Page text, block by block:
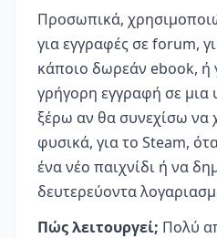
Προσωπικά,
για εγγραφές σε forum,
κάποιο δωρεάν ebook, ή
γρήγορη εγγραφή σε μια
ξέρω αν θα συνεχίσω να
φυσικά, για το Steam,
ένα νέο παιχνίδι ή να
δευτερεύοντα
Πώς λειτουργεί; Πολύ